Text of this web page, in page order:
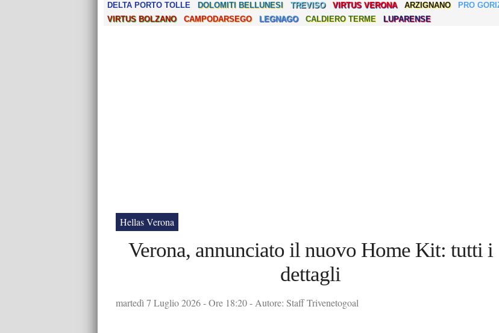
DELTA PORTO TOLLE
DOLOMITI BELLUNESI TREVISO VIRTUS VERONA ARZIGNANO PRO
VIRTUS BOLZANO
CAMPODARSEGO LEGNAGO CALDIERO TERME LUPARENSE
Hellas Verona
Verona, annunciato il nuovo Home Kit: tutti i
dettagli
martedì 7 Luglio 2026 - Ore 18:20 - Autore: Staff Trivenetogoal